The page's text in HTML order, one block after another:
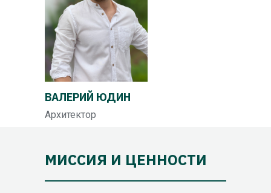
ВАЛЕРИЙ ЮДИН
Архитектор
МИССИЯ И ЦЕННОСТИ